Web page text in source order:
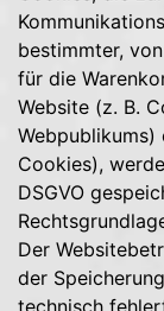
bestimmter,
für die
Website (z. B.
Cookies),
DSGVO
Der
der
technisch